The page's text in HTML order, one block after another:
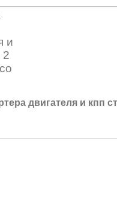
двигателя и кпп